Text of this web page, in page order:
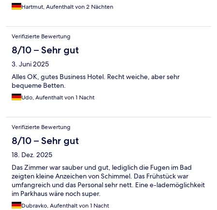
Hartmut, Aufenthalt von 2 Nächten
Verifizierte Bewertung
8/10 – Sehr gut
3. Juni 2025
Alles OK, gutes Business Hotel. Recht weiche, aber sehr
bequeme Betten.
Udo, Aufenthalt von 1 Nacht
Verifizierte Bewertung
8/10 – Sehr gut
18. Dez. 2025
Das Zimmer war sauber und gut, lediglich die Fugen im Bad
zeigten kleine Anzeichen von Schimmel. Das Frühstück war
umfangreich und das Personal sehr nett. Eine e-lademöglichkeit
im Parkhaus wäre noch super.
Dubravko, Aufenthalt von 1 Nacht